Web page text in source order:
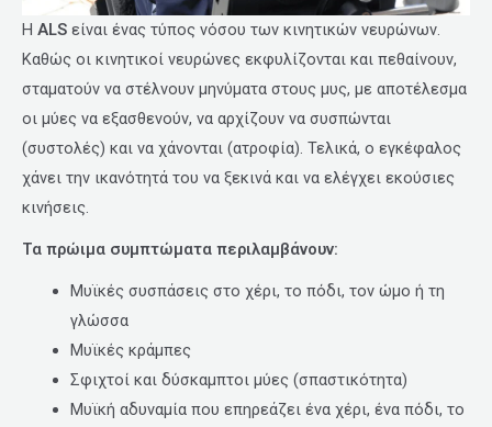
Η ALS είναι ένας τύπος νόσου των κινητικών νευρώνων.
Καθώς οι κινητικοί νευρώνες εκφυλίζονται και πεθαίνουν,
σταματούν να στέλνουν μηνύματα στους μυς, με αποτέλεσμα
οι μύες να εξασθενούν, να αρχίζουν να συσπώνται
(συστολές) και να χάνονται (ατροφία). Τελικά, ο εγκέφαλος
χάνει την ικανότητά του να ξεκινά και να ελέγχει εκούσιες
κινήσεις.
Τα πρώιμα συμπτώματα περιλαμβάνουν:
Μυϊκές συσπάσεις στο χέρι, το πόδι, τον ώμο ή τη
γλώσσα
Μυϊκές κράμπες
Σφιχτοί και δύσκαμπτοι μύες (σπαστικότητα)
Μυϊκή αδυναμία που επηρεάζει ένα χέρι, ένα πόδι, το